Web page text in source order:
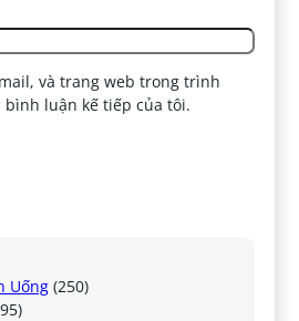
và trang web trong trình
bình luận kế tiếp của tôi.
Uống (250)